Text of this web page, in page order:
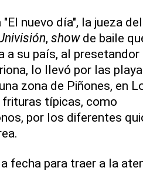
nuevo día", la jueza del
, show de baile
a su país, al presetandor
lo llevó por las
zona de Piñones, en
típicas, como
por los diferentes
fecha para traer a la